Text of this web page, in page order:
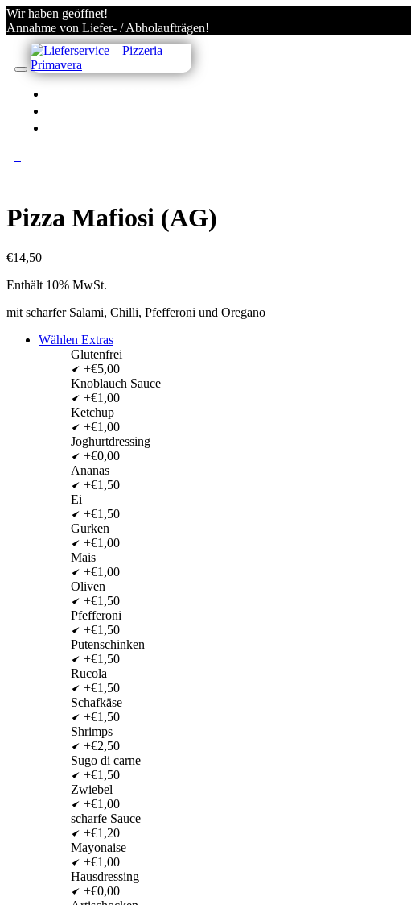
Wir haben geöffnet!
Annahme von Liefer- / Abholaufträgen!
Pizza Mafiosi (AG)
€14,50
Enthält 10% MwSt.
mit scharfer Salami, Chilli, Pfefferoni und Oregano
Wählen Extras
Glutenfrei
+€5,00
Knoblauch Sauce
+€1,00
Ketchup
+€1,00
Joghurtdressing
+€0,00
Ananas
+€1,50
Ei
+€1,50
Gurken
+€1,00
Mais
+€1,00
Oliven
+€1,50
Pfefferoni
+€1,50
Putenschinken
+€1,50
Rucola
+€1,50
Schafkäse
+€1,50
Shrimps
+€2,50
Sugo di carne
+€1,50
Zwiebel
+€1,00
scharfe Sauce
+€1,20
Mayonaise
+€1,00
Hausdressing
+€0,00